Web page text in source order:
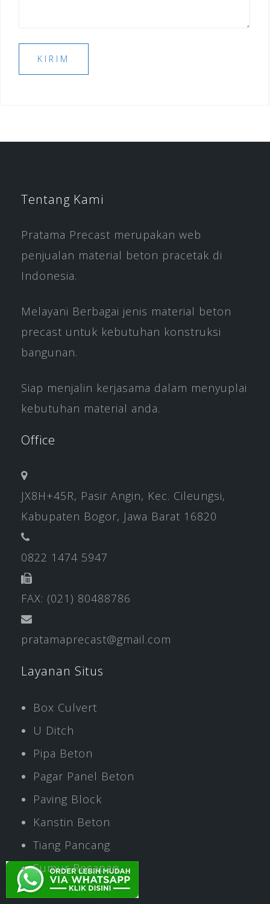
Tentang Kami
Pratama Precast merupakan web
penjualan material beton pracetak di
Indonesia.
Melayani Berbagai jenis material beton
precast untuk kebutuhan konstruksi
bangunan.
Siap menjalin kerjasama dalam menyuplai
kebutuhan material anda.
Office
JX8H+45R, Pasir Angin, Kec. Cileungsi,
Kabupaten Bogor, Jawa Barat 16820
0822 1474 5947
FAX: (021) 80488786
pratamaprecast@gmail.com
Layanan Situs
Box Culvert
U Ditch
Pipa Beton
Pagar Panel Beton
Paving Block
Kanstin Beton
Tiang Pancang
Sumur Resapan